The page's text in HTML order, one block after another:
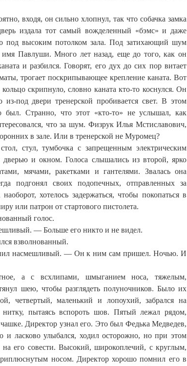
входя, он сильно хлопнул, так что собачка замка
издала тот самый вожделенный «бэмс» и даже
под высоким потолком зала. Под затихающий шум
Павлуши. Много лет назад, еще до того, как он
и разбился. Говорят, его дух до сих пор витает
трогает поскрипывающее крепление каната. Вот
скрипнуло, словно каната кто-то коснулся. Он
под двери тренерской пробивается свет. В этом
Странно, что этот «кто-то» не услышал, как
что за шум. Физрук Илья Мстиславович,
в зале. Или в тренерской не Муромец?
стул, тумбочка с запрещенным электрическим
и окном. Голоса слышались из второй, ярко
мячами, ракетками и гантелями. Звалась она
подгонял своих подопечных, отправленных за
хотелось задержаться, чтобы покопаться в
или патрон от стартового пистолета.
голос.
. — Больше его никто и не видел.
взволнованный.
насмешливый. — Он к ним сам пришел. Ночью. И
, а с всхлипами, шмыганиемноса, тяжелым,
шею, чтобы разглядеть полуночников. Было их
четвертый, маленький и лопоухий, забрался на
пытаясь вспороть шов. Пятый лежал рядом,
Директор узнал его. Это был Федька Медведев,
и ласково улыбался, ходил осторожно, но при этом
его совести. Высокий, широкоплечий, с круглым,
носом. Директор хорошо помнил его в